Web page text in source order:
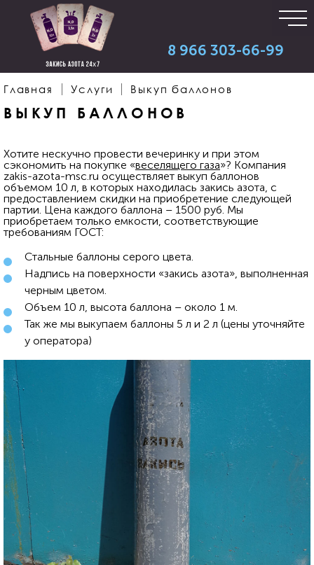
8 966 303-66-99
Главная Услуги Выкуп баллонов
ВЫКУП БАЛЛОНОВ
Хотите нескучно провести вечеринку и при этом
сэкономить на покупке «веселящего газа»? Компания
zakis-azota-msc.ru осуществляет выкуп баллонов
объемом 10 л, в которых находилась закись азота, с
предоставлением скидки на приобретение следующей
партии. Цена каждого баллона – 1500 руб. Мы
приобретаем только емкости, соответствующие
требованиям ГОСТ:
Стальные баллоны серого цвета.
Надпись на поверхности «закись азота», выполненная
черным цветом.
Объем 10 л, высота баллона – около 1 м.
Так же мы выкупаем баллоны 5 л и 2 л (цены уточняйте
у оператора)